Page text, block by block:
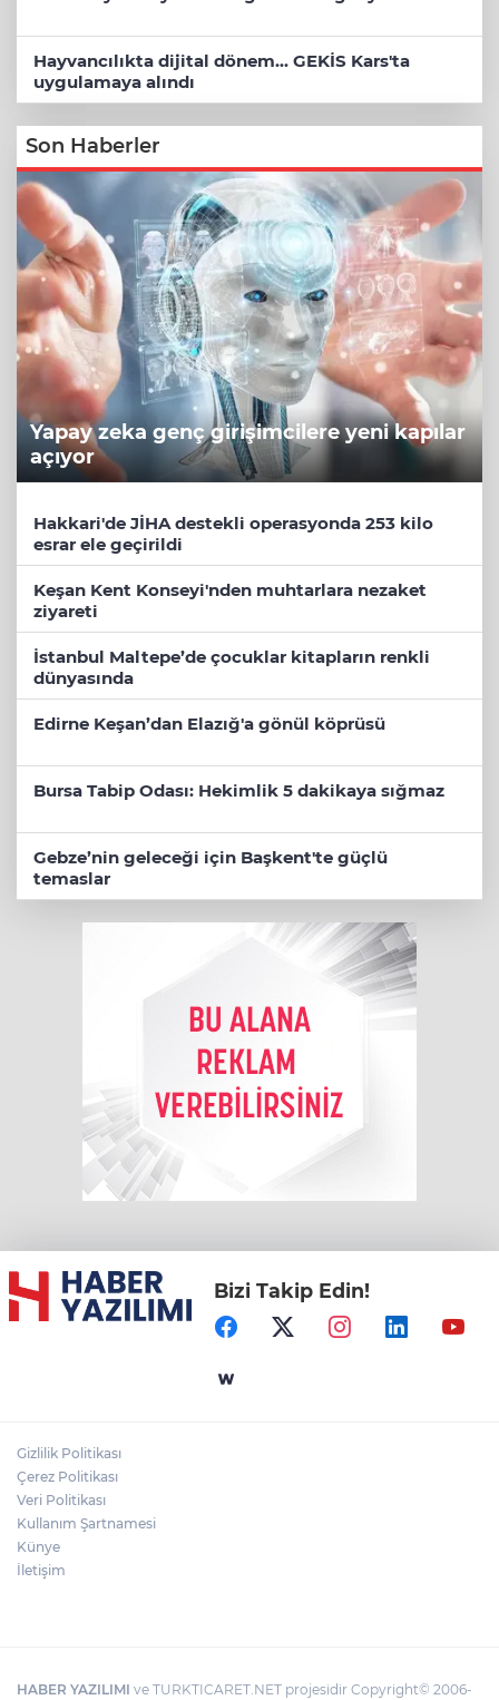
Hayvancılıkta dijital dönem... GEKİS Kars'ta
uygulamaya alındı
Son Haberler
Yapay zeka genç girişimcilere yeni kapılar
açıyor
Hakkari'de JİHA destekli operasyonda 253 kilo
esrar ele geçirildi
Keşan Kent Konseyi'nden muhtarlara nezaket
ziyareti
İstanbul Maltepe’de çocuklar kitapların renkli
dünyasında
Edirne Keşan’dan Elazığ'a gönül köprüsü
Bursa Tabip Odası: Hekimlik 5 dakikaya sığmaz
Gebze’nin geleceği için Başkent'te güçlü
temaslar
Bizi Takip Edin!
Gizlilik Politikası
Çerez Politikası
Veri Politikası
Kullanım Şartnamesi
Künye
İletişim
HABER YAZILIMI ve TURKTICARET.NET projesidir Copyright© 2006-